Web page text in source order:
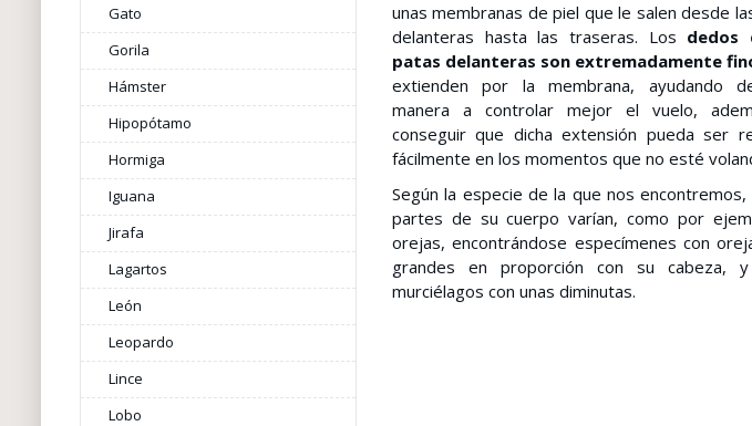
Gato
Gorila
Hámster
Hipopótamo
Hormiga
Iguana
Jirafa
Lagartos
León
Leopardo
Lince
Lobo
unas membranas de piel que le salen desde
delanteras hasta las traseras. Los dedos
patas delanteras son extremadamente
extienden por la membrana, ayudando
manera a controlar mejor el vuelo,
conseguir que dicha extensión pueda ser
fácilmente en los momentos que no esté
Según la especie de la que nos
partes de su cuerpo varían, como por
orejas, encontrándose especímenes con
grandes en proporción con su cabeza,
murciélagos con unas diminutas.